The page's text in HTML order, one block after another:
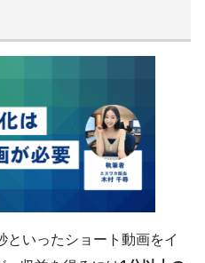
といったショート動画をイ